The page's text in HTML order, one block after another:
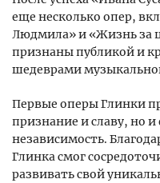
еще несколько опер,
Людмила» и «Жизнь за
признаны публикой и
шедеврами
Первые оперы Глинки
признание и славу, но
независимость.
Глинка смог
развивать свой